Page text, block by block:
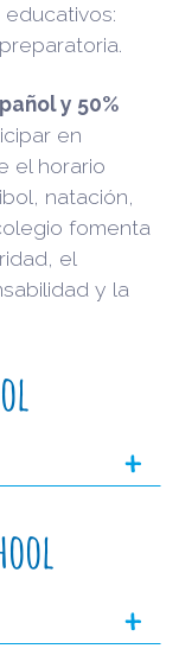
y 50%
en
el horario
natación,
fomenta
el
y la
+
+